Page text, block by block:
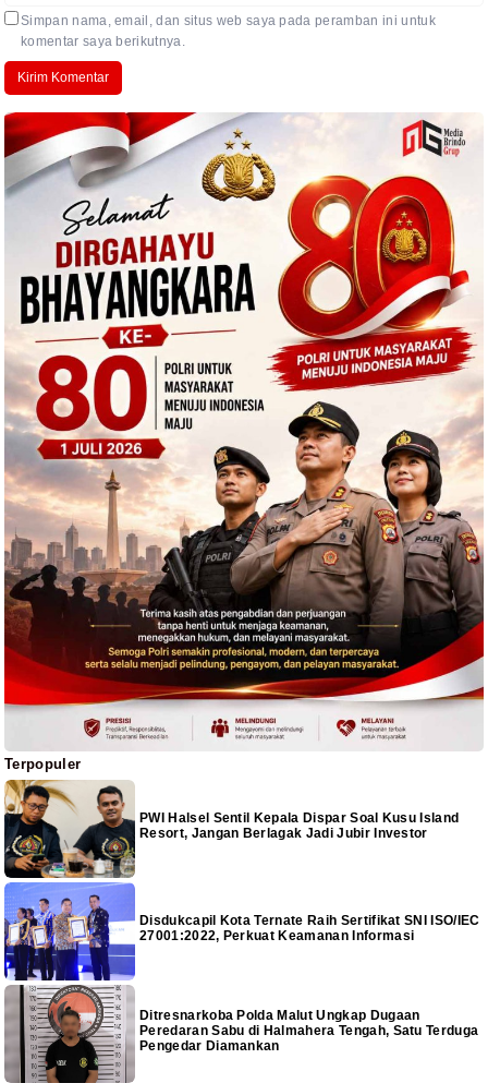
Simpan nama, email, dan situs web saya pada peramban ini untuk
komentar saya berikutnya.
Terpopuler
PWI Halsel Sentil Kepala Dispar Soal Kusu Island
Resort, Jangan Berlagak Jadi Jubir Investor
Disdukcapil Kota Ternate Raih Sertifikat SNI ISO/IEC
27001:2022, Perkuat Keamanan Informasi
Ditresnarkoba Polda Malut Ungkap Dugaan
Peredaran Sabu di Halmahera Tengah, Satu Terduga
Pengedar Diamankan